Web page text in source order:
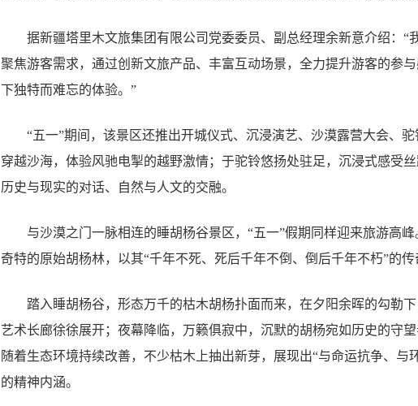
据新疆塔里木文旅集团有限公司党委委员、副总经理余新意介绍：“
聚焦游客需求，通过创新文旅产品、丰富互动场景，全力提升游客的参
下独特而难忘的体验。”
“五一”期间，该景区还推出开城仪式、沉浸演艺、沙漠露营大会、
穿越沙海，体验风驰电掣的越野激情；于驼铃悠扬处驻足，沉浸式感受
历史与现实的对话、自然与人文的交融。
与沙漠之门一脉相连的睡胡杨谷景区，“五一”假期同样迎来旅游高
奇特的原始胡杨林，以其“千年不死、死后千年不倒、倒后千年不朽”的
踏入睡胡杨谷，形态万千的枯木胡杨扑面而来，在夕阳余晖的勾勒
艺术长廊徐徐展开；夜幕降临，万籁俱寂中，沉默的胡杨宛如历史的守
随着生态环境持续改善，不少枯木上抽出新芽，展现出“与命运抗争、
的精神内涵。